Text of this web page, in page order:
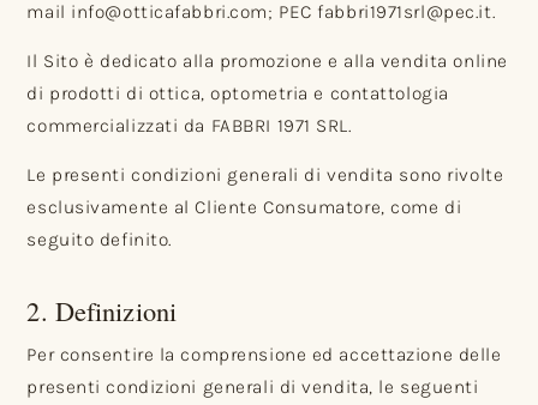
mail info@otticafabbri.com; PEC fabbri1971srl@pec.it.
Il Sito è dedicato alla promozione e alla vendita online
di prodotti di ottica, optometria e contattologia
commercializzati da FABBRI 1971 SRL.
Le presenti condizioni generali di vendita sono rivolte
esclusivamente al Cliente Consumatore, come di
seguito definito.
2. Definizioni
Per consentire la comprensione ed accettazione delle
presenti condizioni generali di vendita, le seguenti